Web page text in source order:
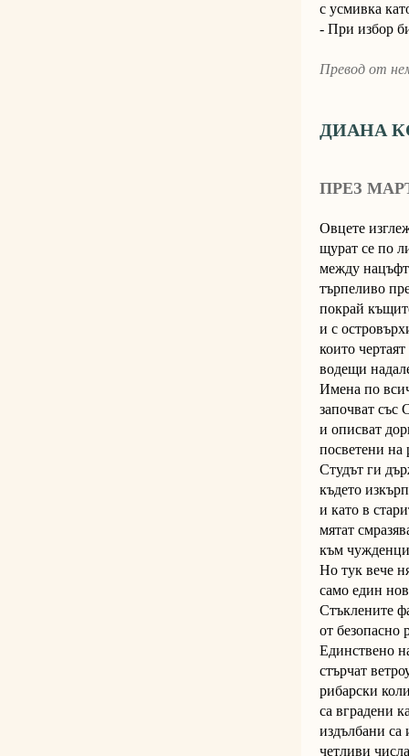
с усмивка
- При избор
Превод от
ДИАНА
ПРЕЗ
Овцете
щурат се по
между
търпеливо
покрай
и с
които
водещи
Имена по
започват със
и описват
посветени на
Студът ги
където
и като в
мятат
към
Но тук вече
само един
Стъклените
от безопасно
Единствено
стърчат
рибарски
са вградени
издълбани са
четливи